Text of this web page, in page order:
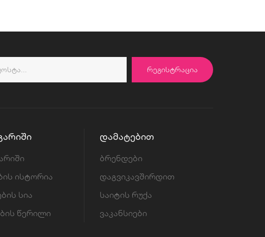
ᲠᲔᲒᲘᲡᲢᲠᲐᲪᲘᲐ
ისტორია
სია
წერილი
ᲓᲐᲛᲐᲢᲔᲑᲘᲗ
ბრენდები
დაგვიკავშირდით
საიტის რუქა
ვაკანსიები